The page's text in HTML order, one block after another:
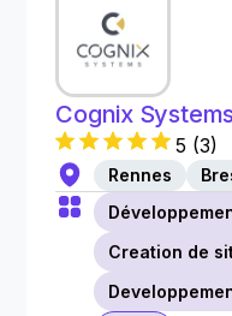
Cognix Systems
5 (3)
Rennes
Creation de